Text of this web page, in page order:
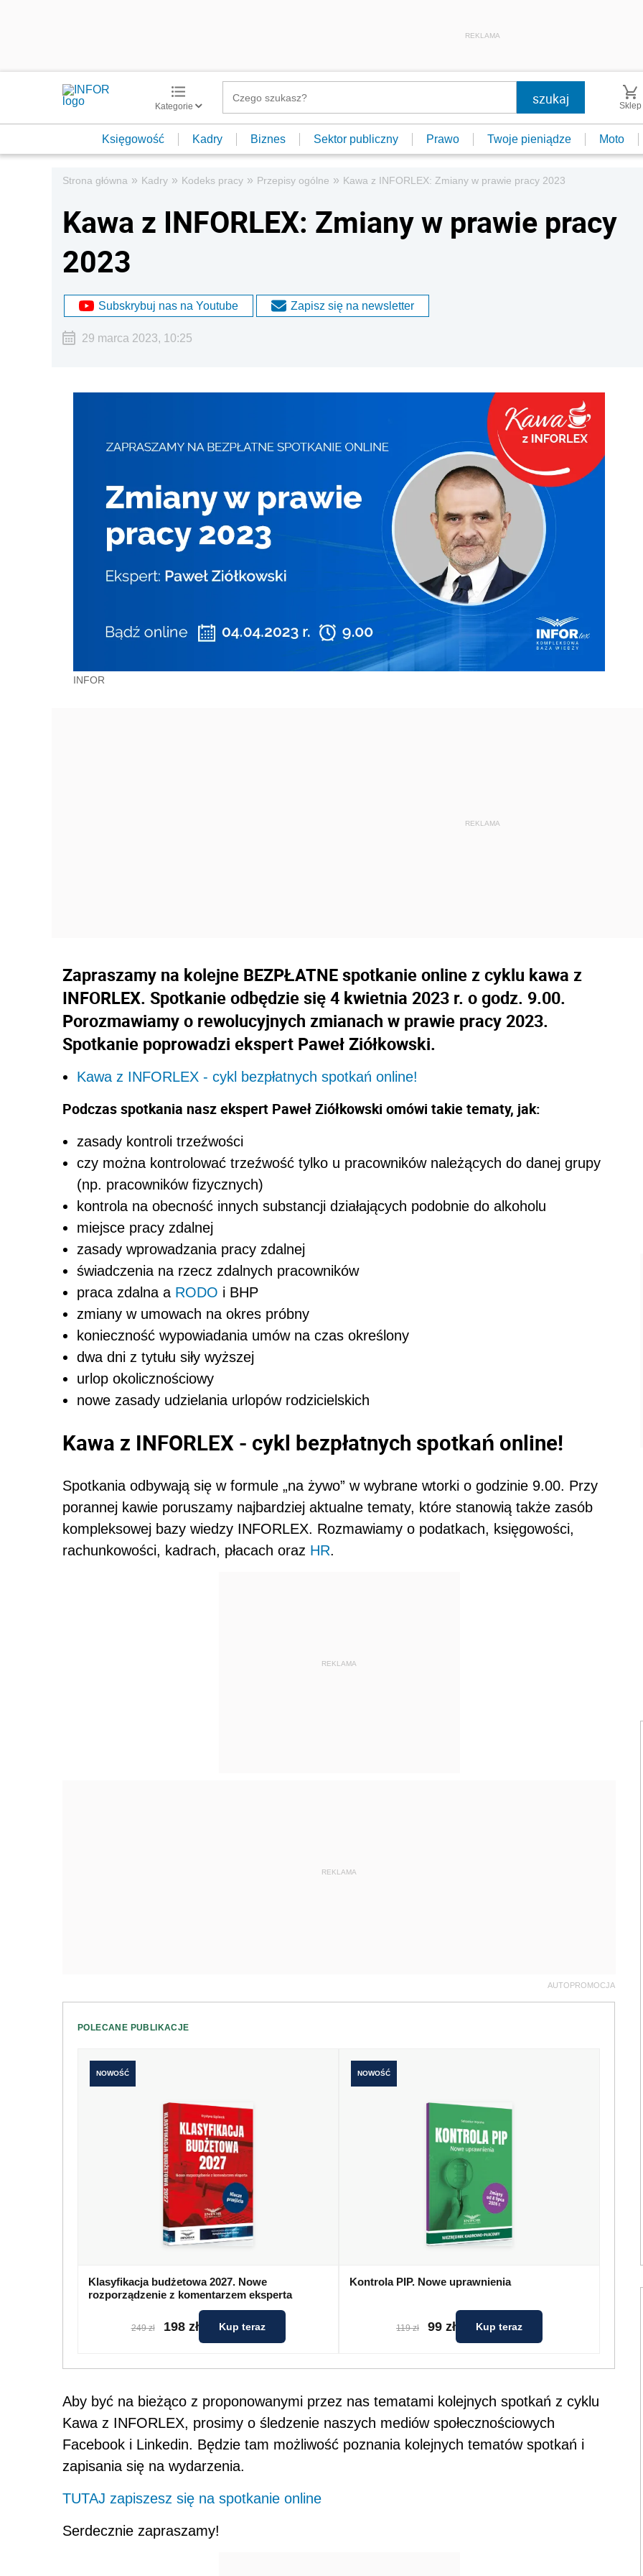
REKLAMA
Kategorie Sklep
Księgowość Kadry Biznes Sektor publiczny Prawo Twoje pieniądze Moto
Strona główna » Kadry » Kodeks pracy » Przepisy ogólne » Kawa z INFORLEX: Zmiany w prawie pracy 2023
Kawa z INFORLEX: Zmiany w prawie pracy
2023
Subskrybuj nas na Youtube Zapisz się na newsletter
29 marca 2023, 10:25
INFOR
Zapraszamy na kolejne BEZPŁATNE spotkanie online z cyklu kawa z
INFORLEX. Spotkanie odbędzie się 4 kwietnia 2023 r. o godz. 9.00.
Porozmawiamy o rewolucyjnych zmianach w prawie pracy 2023.
Spotkanie poprowadzi ekspert Paweł Ziółkowski.
Kawa z INFORLEX - cykl bezpłatnych spotkań online!
Podczas spotkania nasz ekspert Paweł Ziółkowski omówi takie tematy, jak:
zasady kontroli trzeźwości
czy można kontrolować trzeźwość tylko u pracowników należących do danej grupy
(np. pracowników fizycznych)
kontrola na obecność innych substancji działających podobnie do alkoholu
miejsce pracy zdalnej
zasady wprowadzania pracy zdalnej
świadczenia na rzecz zdalnych pracowników
praca zdalna a RODO i BHP
zmiany w umowach na okres próbny
konieczność wypowiadania umów na czas określony
dwa dni z tytułu siły wyższej
urlop okolicznościowy
nowe zasady udzielania urlopów rodzicielskich
Kawa z INFORLEX - cykl bezpłatnych spotkań online!
Spotkania odbywają się w formule „na żywo” w wybrane wtorki o godzinie 9.00. Przy
porannej kawie poruszamy najbardziej aktualne tematy, które stanowią także zasób
kompleksowej bazy wiedzy INFORLEX. Rozmawiamy o podatkach, księgowości,
rachunkowości, kadrach, płacach oraz HR.
REKLAMA
REKLAMA
AUTOPROMOCJA
POLECANE PUBLIKACJE
NOWOŚĆ
Klasyfikacja budżetowa 2027. Nowe
rozporządzenie z komentarzem eksperta
249 zł 198 zł Kup teraz
NOWOŚĆ
Kontrola PIP. Nowe uprawnienia
119 zł 99 zł Kup teraz
Aby być na bieżąco z proponowanymi przez nas tematami kolejnych spotkań z cyklu
Kawa z INFORLEX, prosimy o śledzenie naszych mediów społecznościowych
Facebook i Linkedin. Będzie tam możliwość poznania kolejnych tematów spotkań i
zapisania się na wydarzenia.
TUTAJ zapiszesz się na spotkanie online
Serdecznie zapraszamy!